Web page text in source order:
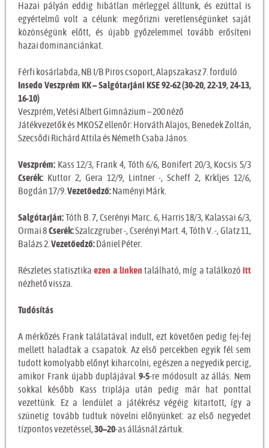
Hazai pályán eddig hibátlan mérleggel álltunk, és ezúttal is
egyértelmű volt a célunk: megőrizni veretlenségünket saját
közönségünk előtt, és újabb győzelemmel tovább erősíteni
hazai dominanciánkat.
Férfi kosárlabda, NB I/B Piros csoport, Alapszakasz 7. forduló
Insedo Veszprém KK – Salgótarjáni KSE 92-62 (30-20, 22-19, 24-13,
16-10)
Veszprém, Vetési Albert Gimnázium – 200 néző
Játékvezetők és MKOSZ ellenőr: Horváth Alajos, Benedek Zoltán,
Szecsődi Richárd Attila és Németh Csaba János.
Veszprém: Kass 12/3, Frank 4, Tóth 6/6, Bonifert 20/3, Kocsis 5/3
Cserék: Kuttor 2, Gera 12/9, Lintner -, Scheff 2, Krkljes 12/6,
Bogdán 17/9. Vezetőedző: Naményi Márk.
Salgótarján:Tóth B. 7, Cserényi Marc. 6, Harris 18/3, Kalassai 6/3,
Ormai 8Cserék:Szalczgruber -, Cserényi Mart. 4, Tóth V. -, Glatz 11,
Balázs 2. Vezetőedző: Dániel Péter.
Részletes statisztikaezen a linken található, míg a találkozó itt
nézhető vissza.
Tudósítás
A mérkőzés Frank találatával indult, ezt követően pedig fej-fej
mellett haladtak a csapatok. Az első percekben egyik fél sem
tudott komolyabb előnyt kiharcolni, egészen a negyedik percig,
amikor Frank újabb duplájával 9-5-re módosult az állás. Nem
sokkal később Kass triplája után pedig már hat ponttal
vezettünk. Ez a lendület a játékrész végéig kitartott, így a
szünetig tovább tudtuk növelni előnyünket: az első negyedet
tízpontos vezetéssel,30–20-as állásnál zártuk.